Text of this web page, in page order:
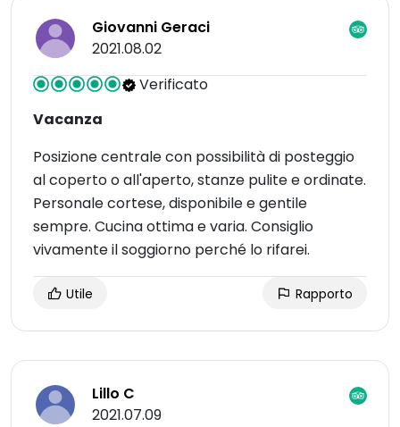
Giovanni Geraci
2021.08.02
Verificato
Vacanza
Posizione centrale con possibilità di posteggio
al coperto o all'aperto, stanze pulite e ordinate.
Personale cortese, disponibile e gentile
sempre. Cucina ottima e varia. Consiglio
vivamente il soggiorno perché lo rifarei.
Utile Rapporto
Lillo C
2021.07.09